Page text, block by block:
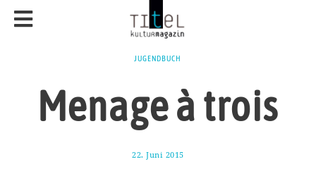
JUGENDBUCH
Menage à trois
22. Juni 2015